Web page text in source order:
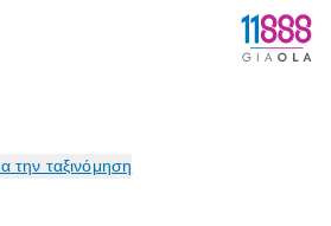
την ταξινόμηση